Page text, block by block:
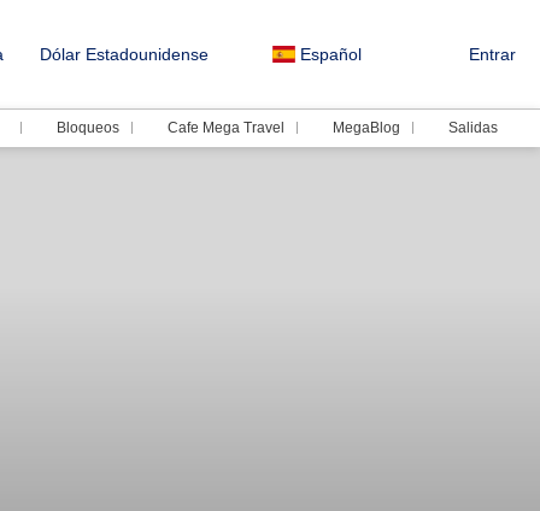
Dólar Estadounidense Español Entrar
Bloqueos Cafe Mega Travel MegaBlog Salidas